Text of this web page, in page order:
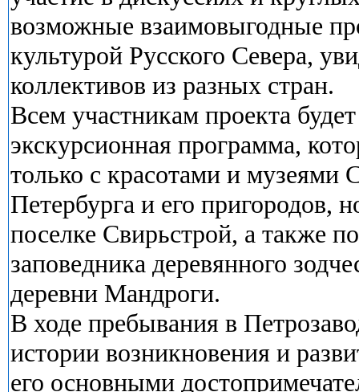
возможные взаимовыгодные
культурой Русского Севера,
коллективов из разных стран.
Всем участникам проекта
экскурсионная программа,
только с красотами и музеями
Петербурга и его пригородов,
поселке Свирьстрой, а также
заповедника деревянного
деревни Мандроги.
В ходе пребывания в
истории возникновения и
его основными